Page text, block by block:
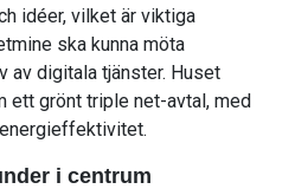
idéer, vilket är viktiga
ska kunna möta
av digitala tjänster. Huset
ett grönt triple net-avtal, med
i centrum